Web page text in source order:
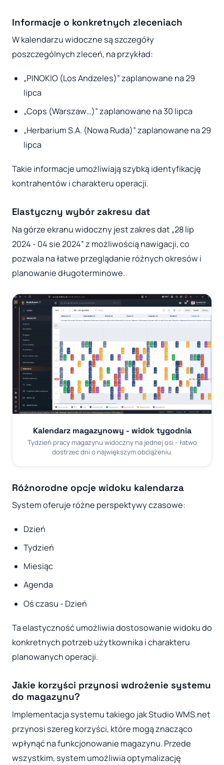
Informacje o konkretnych zleceniach
W kalendarzu widoczne są szczegóły
poszczególnych zleceń, na przykład:
„PINOKIO (Los Andzeles)” zaplanowane na 29
lipca
„Cops (Warszaw…)” zaplanowane na 30 lipca
„Herbarium S.A. (Nowa Ruda)” zaplanowane na 29
lipca
Takie informacje umożliwiają szybką identyfikację
kontrahentów i charakteru operacji.
Elastyczny wybór zakresu dat
Na górze ekranu widoczny jest zakres dat „28 lip
2024 - 04 sie 2024” z możliwością nawigacji, co
pozwala na łatwe przeglądanie różnych okresów i
planowanie długoterminowe.
Kalendarz magazynowy - widok tygodnia
Tydzień pracy magazynu widoczny na jednej osi - łatwo
dostrzec dni o największym obciążeniu.
Różnorodne opcje widoku kalendarza
System oferuje różne perspektywy czasowe:
Dzień
Tydzień
Miesiąc
Agenda
Oś czasu - Dzień
Ta elastyczność umożliwia dostosowanie widoku do
konkretnych potrzeb użytkownika i charakteru
planowanych operacji.
Jakie korzyści przynosi wdrożenie systemu
do magazynu?
Implementacja systemu takiego jak Studio WMS.net
przynosi szereg korzyści, które mogą znacząco
wpłynąć na funkcjonowanie magazynu. Przede
wszystkim, system umożliwia optymalizację